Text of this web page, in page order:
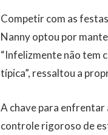
Competir com as
Nanny optou por
“Infelizmente não tem
típica”, ressaltou a
A chave para enfrentar
controle rigoroso de